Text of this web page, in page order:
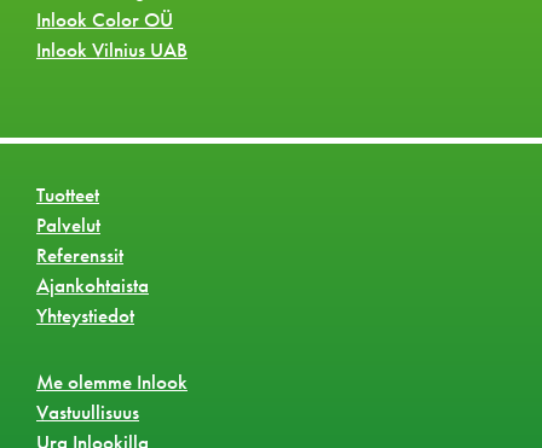
Inlook Color OÜ
Inlook Vilnius UAB
Tuotteet
Palvelut
Referenssit
Ajankohtaista
Yhteystiedot
Me olemme Inlook
Vastuullisuus
Ura Inlookilla